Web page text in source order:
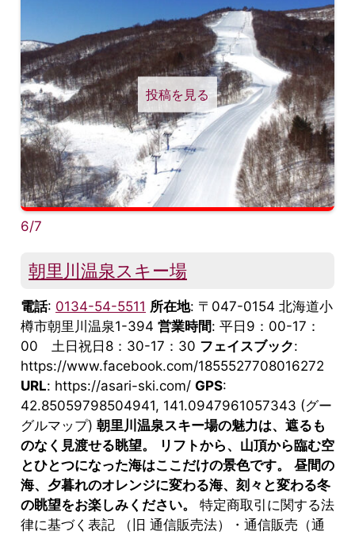
投稿を見る
6/7
朝里川温泉スキー場
電話: 0134-54-5511 所在地: 〒047-0154 北海道小
樽市朝里川温泉1-394 営業時間: 平日9：00-17：
00 土日祝日8：30-17：30 フェイスブック:
https://www.facebook.com/1855527708016272
URL: https://asari-ski.com/ GPS:
42.85059798504941, 141.0947961057343 (グー
グルマップ) 朝里川温泉スキー場の魅力は、遮るも
のなく見渡せる眺望。
リフトから、山頂から臨む空
とひとつになった海はここだけの景色です。
昼間の
海、夕暮れのオレンジに変わる海、刻々と変わる冬
の眺望をお楽しみください。
特定商取引に関する法
律に基づく表記 （旧 通信販売法）・通信販売（通